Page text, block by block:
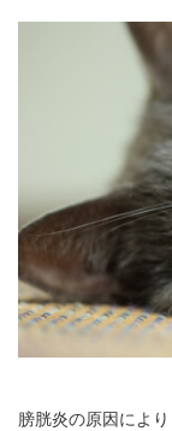
膀胱炎の原因により